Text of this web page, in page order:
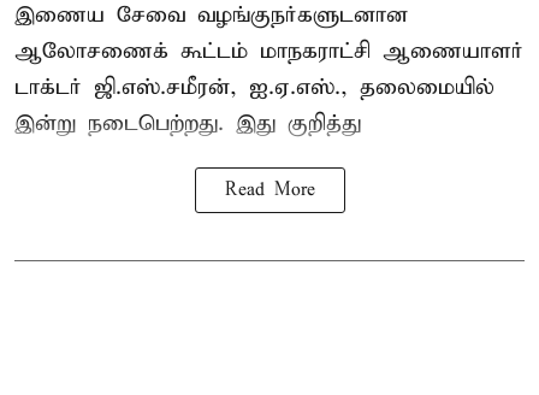
இணைய சேவை வழங்குநர்களுடனான
ஆலோசணைக் கூட்டம் மாநகராட்சி ஆணையாளர்
டாக்டர் ஜி.எஸ்.சமீரன், ஐ.ஏ.எஸ்., தலைமையில்
இன்று நடைபெற்றது. இது குறித்து
Read More